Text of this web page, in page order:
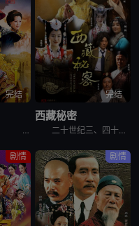
完结
概述 &nbs
完结
西藏秘密
二十世纪三、四十年代的西藏是怎样的面貌？这部剧通过藏人说藏人的形式，力求真实还原那个时候西藏真实的风土人情和日常生活。借扎西顿珠这个人物，讲述了他为推翻西藏农奴制度的传奇一生。 &n
剧情 剧情